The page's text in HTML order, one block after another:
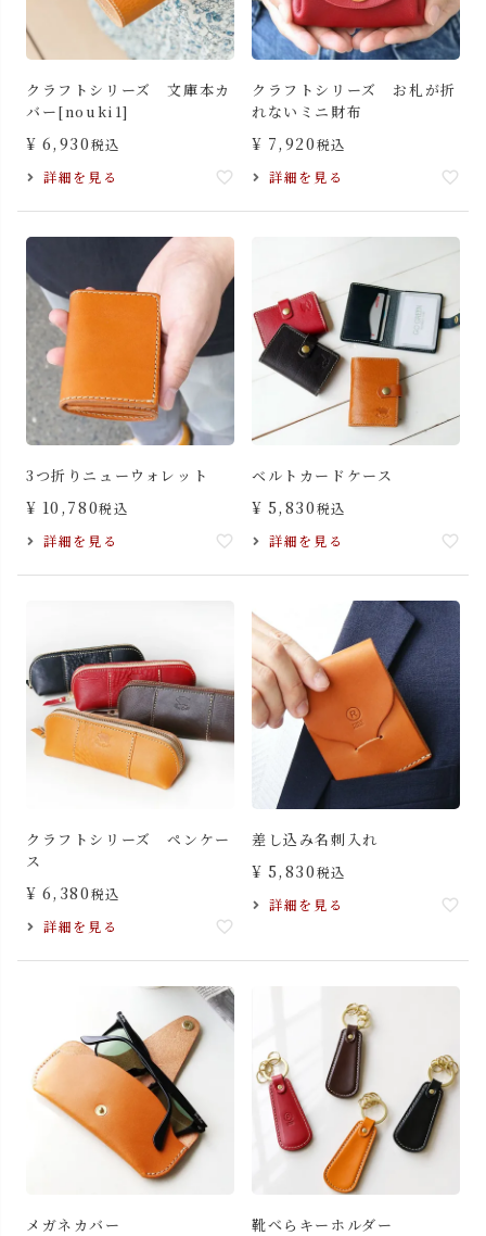
クラフトシリーズ 文庫本カ
バー[nouki1]
¥ 6,930税込
詳細を見る
クラフトシリーズ お札が折
れないミニ財布
¥ 7,920税込
詳細を見る
3つ折りニューウォレット
¥ 10,780税込
詳細を見る
ベルトカードケース
¥ 5,830税込
詳細を見る
クラフトシリーズ ペンケー
ス
¥ 6,380税込
詳細を見る
差し込み名刺入れ
¥ 5,830税込
詳細を見る
メガネカバー 靴べらキーホルダー